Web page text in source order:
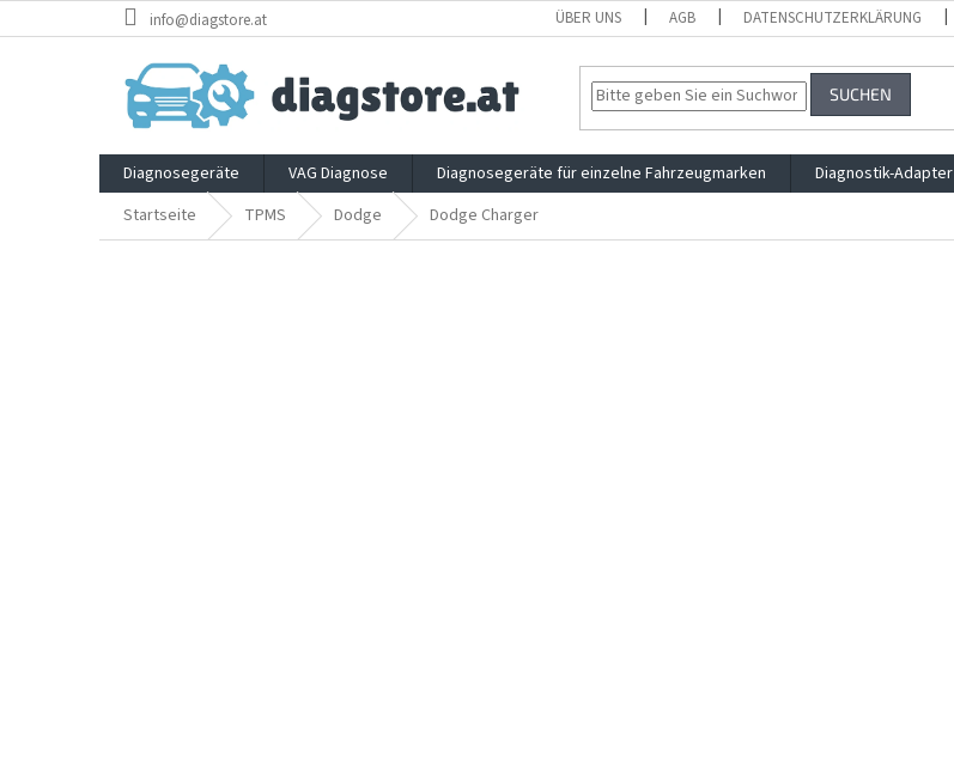
Inhalt
info@diagstore.at ÜBER UNS AGB DATENSCHUTZERKLÄRUNG
SUCHEN
Diagnosegeräte VAG Diagnose Diagnosegeräte für einzelne Fahrzeugmarken Diagnostik-Adapter
Startseite
TPMS Dodge Dodge Charger